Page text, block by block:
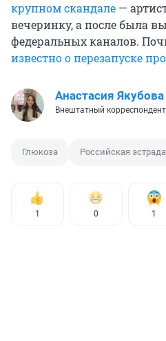
крупном скандале —
вечеринку, а после была
федеральных каналов.
известно о перезапуске
Анастасия Якубова
Внештатный корреспондент
Глюкоза Российская эстрада
1 0 1